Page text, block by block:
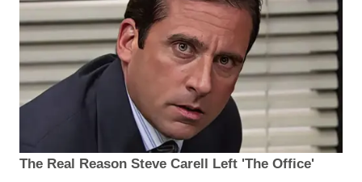
The Real Reason Steve Carell Left 'The Office'